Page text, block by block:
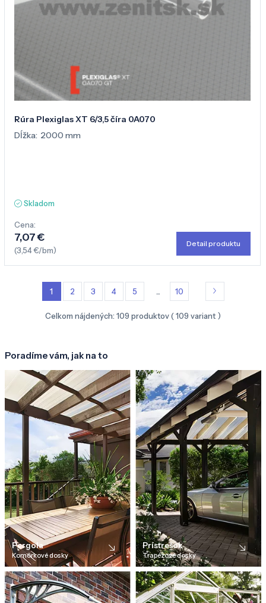
Rúra Plexiglas XT 6/3,5 číra 0A070
Dĺžka: 2000 mm
Skladom
Cena:
7,07 €
(3,54 €/bm)
Detail produktu
1 2 3 4 5 ... 10
Celkom nájdených: 109 produktov (109 variant )
Poradíme vám, jak na to
Pergola
Komôrkové dosky
Prístrešok
Trapézové dosky